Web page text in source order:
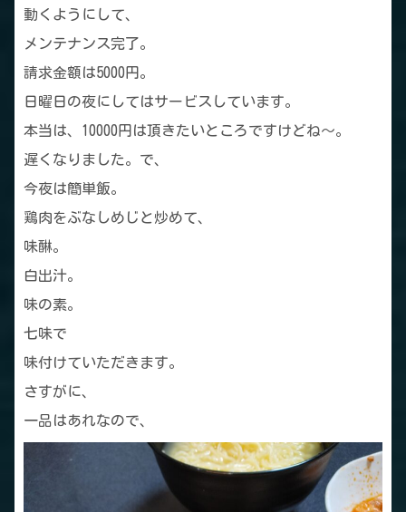
動くようにして、
メンテナンス完了。
請求金額は5000円。
日曜日の夜にしてはサービスしています。
本当は、10000円は頂きたいところですけどね～。
遅くなりました。で、
今夜は簡単飯。
鶏肉をぶなしめじと炒めて、
味醂。
白出汁。
味の素。
七味で
味付けていただきます。
さすがに、
一品はあれなので、